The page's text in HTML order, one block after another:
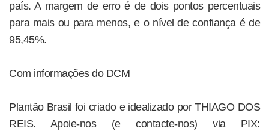
país. A margem de erro é de dois pontos percentuais
para mais ou para menos, e o nível de confiança é de
95,45%.
Com informações do DCM
Plantão Brasil foi criado e idealizado por THIAGO DOS
REIS. Apoie-nos (e contacte-nos) via PIX: